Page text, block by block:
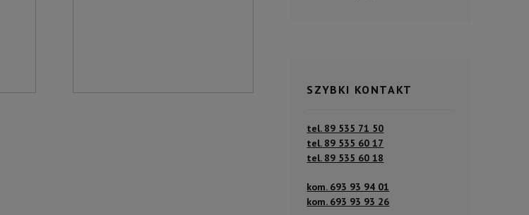
MOŻNA
SZYBKI KONTAKT
tel. 89 535 71 50
tel. 89 535 60 17
tel. 89 535 60 18
kom. 693 93 94 01
kom. 693 93 93 26